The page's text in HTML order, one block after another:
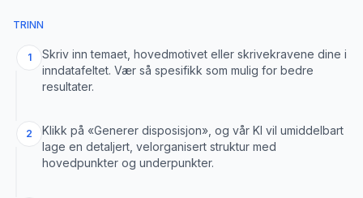
TRINN
1
Skriv inn temaet, hovedmotivet eller skrivekravene dine i
inndatafeltet. Vær så spesifikk som mulig for bedre
resultater.
2
Klikk på «Generer disposisjon», og vår KI vil umiddelbart
lage en detaljert, velorganisert struktur med
hovedpunkter og underpunkter.